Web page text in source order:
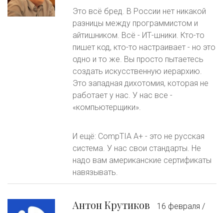
Это всё бред. В России нет никакой
разницы между программистом и
айтишником. Всё - ИТ-шники. Кто-то
пишет код, кто-то настраивает - но это
одно и то же. Вы просто пытаетесь
создать искусственную иерархию.
Это западная дихотомия, которая не
работает у нас. У нас все -
«компьютерщики».
И ещё: CompTIA A+ - это не русская
система. У нас свои стандарты. Не
надо вам американские сертификаты
навязывать.
Антон Крутиков 16 февраля /